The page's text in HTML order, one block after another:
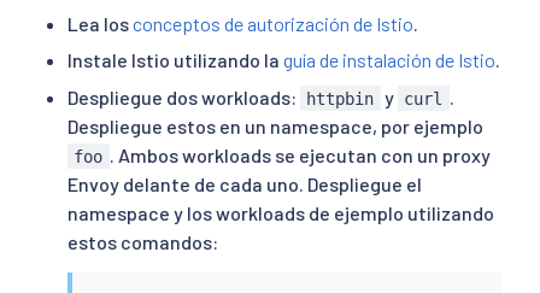
Lea losconceptos de autorización de Istio.
Instale Istio utilizando la guía de instalación de Istio.
Despliegue dos workloads:
httpbin y curl
Despliegue estos en un namespace, por ejemplo
foo
. Ambos workloads se ejecutan con un proxy
Envoy delante de cada uno. Despliegue el
namespace y los workloads de ejemplo utilizando
estos comandos: